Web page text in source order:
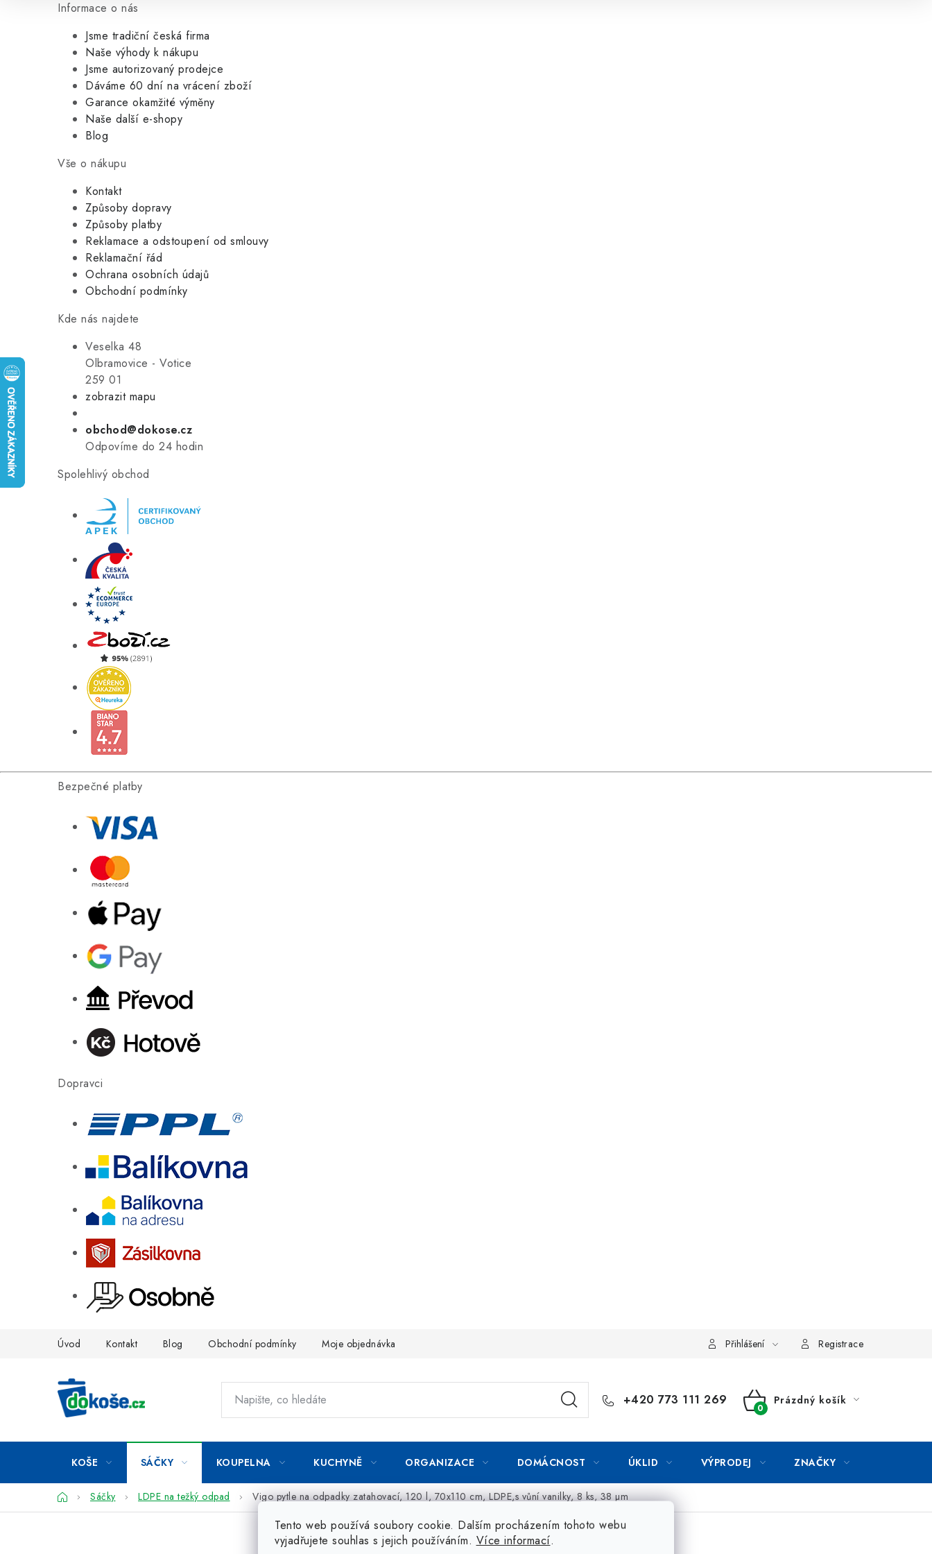
Informace o nás
Jsme tradiční česká firma
Naše výhody k nákupu
Jsme autorizovaný prodejce
Dáváme 60 dní na vrácení zboží
Garance okamžité výměny
Naše další e-shopy
Blog
Vše o nákupu
Kontakt
Způsoby dopravy
Způsoby platby
Reklamace a odstoupení od smlouvy
Reklamační řád
Ochrana osobních údajů
Obchodní podmínky
Kde nás najdete
Veselka 48
Olbramovice - Votice
259 01
zobrazit mapu
obchod@dokose.cz
Odpovíme do 24 hodin
Spolehlivý obchod
Bezpečné platby
Dopravci
Tento web používá soubory cookie. Dalším procházením tohoto webu
vyjadřujete souhlas s jejich používáním. Více informací.
Úvod Kontakt Blog Obchodní podmínky Moje objednávka Přihlášení Registrace
+420 773 111 269
NÁKUPNÍ
Prázdný košík
KOŠE SÁČKY KOUPELNA KUCHYNĚ ORGANIZACE DOMÁCNOST ÚKLID VÝPRODEJ ZNAČKY
DomůSáčky LDPE na težký odpad Vigo pytle na odpadky zatahovací, 120 l, 70x110 cm, LDPE,s vůní vanilky, 8 ks, 38 µm